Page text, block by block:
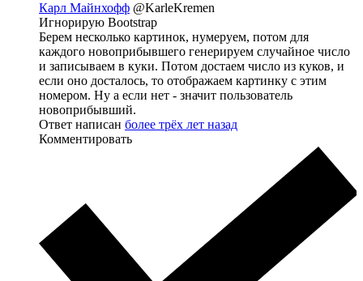
Карл Майнхофф @KarleKremen
Игнорирую Bootstrap
Берем несколько картинок, нумеруем, потом для
каждого новоприбывшего генерируем случайное число
и записываем в куки. Потом достаем число из куков, и
если оно досталось, то отображаем картинку с этим
номером. Ну а если нет - значит пользователь
новоприбывший.
Ответ написан более трёх лет назад
Комментировать